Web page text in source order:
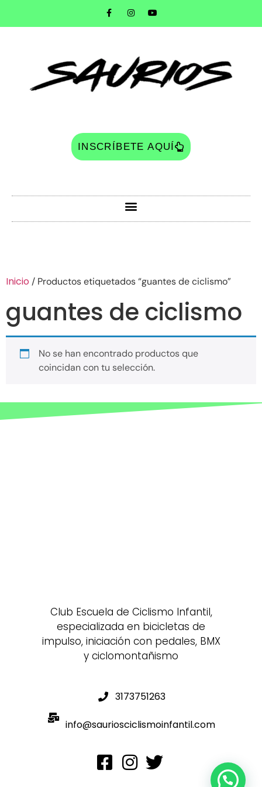
INSCRÍBETE AQUÍ
Inicio / Productos etiquetados “guantes de ciclismo”
guantes de ciclismo
No se han encontrado productos que
coincidan con tu selección.
Club Escuela de Ciclismo Infantil,
especializada en bicicletas de
impulso, iniciación con pedales, BMX
y ciclomontañismo
3173751263
info@sauriosciclismoinfantil.com